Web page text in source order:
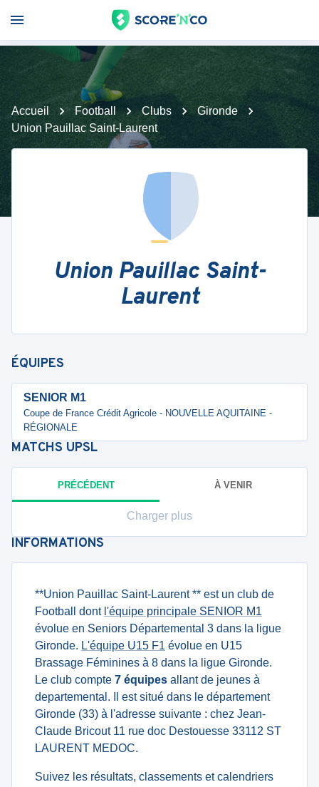
Accueil Football Clubs
Gironde
Union Pauillac Saint-Laurent
Union Pauillac Saint-
Laurent
ÉQUIPES
SENIOR M1
Coupe de France Crédit Agricole - NOUVELLE AQUITAINE -
RÉGIONALE
MATCHS UPSL
PRÉCÉDENT À VENIR
Charger plus
INFORMATIONS
**Union Pauillac Saint-Laurent ** est un club de
Football dont l'équipe principale SENIOR M1
évolue en Seniors Départemental 3 dans la ligue
Gironde. L'équipe U15 F1 évolue en U15
Brassage Féminines à 8 dans la ligue Gironde.
Le club compte 7 équipes allant de jeunes à
departemental. Il est situé dans le département
Gironde (33) à l'adresse suivante : chez Jean-
Claude Bricout 11 rue doc Destouesse 33112 ST
LAURENT MEDOC.
Suivez les résultats, classements et calendriers